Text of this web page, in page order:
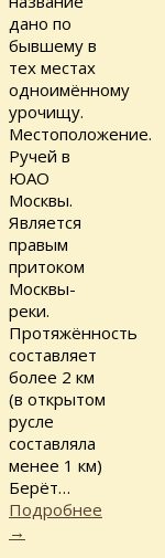
дано по
бывшему в
тех местах
одноимённому
урочищу.
Местоположение.
Ручей в
ЮАО
Москвы.
Является
правым
притоком
Москвы-
реки.
Протяжённость
составляет
более 2 км
(в открытом
русле
составляла
менее 1 км)
Берёт…
Подробнее
→